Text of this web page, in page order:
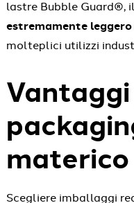
lastre Bubble Guard®,
estremamente
molteplici utilizzi
materico
Scegliere imballaggi